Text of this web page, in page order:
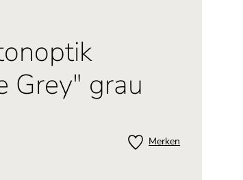
Grey" grau
Merken